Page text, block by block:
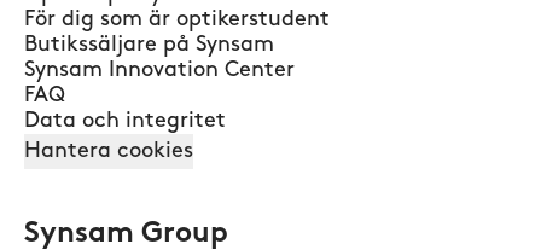
För dig som är optikerstudent
Butikssäljare på Synsam
Synsam Innovation Center
FAQ
Data och integritet
Hantera cookies
Synsam Group